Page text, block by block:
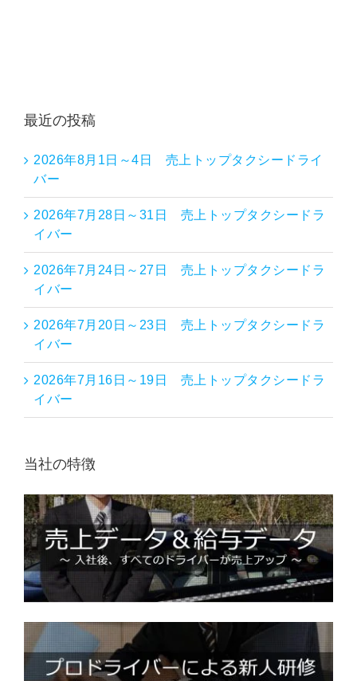
最近の投稿
2026年8月1日～4日 売上トップタクシードライ
バー
2026年7月28日～31日 売上トップタクシードラ
イバー
2026年7月24日～27日 売上トップタクシードラ
イバー
2026年7月20日～23日 売上トップタクシードラ
イバー
2026年7月16日～19日 売上トップタクシードラ
イバー
当社の特徴